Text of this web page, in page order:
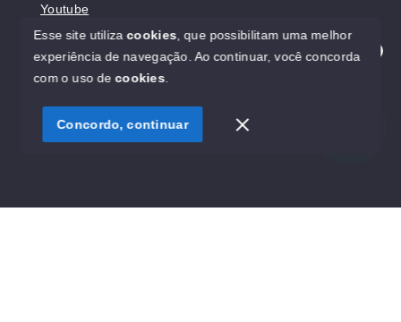
Olá! Estamos disponíveis para te ajudar.
Youtube
© Copyright 2026 - Prosperita Negócios Imobiliários -
SITE PARA IMOBILIARIA
Esse site utilizacookies , que possibilitam uma melhor
experiência de navegação. Ao continuar, você concorda
com o uso decookies
Concordo, continuar